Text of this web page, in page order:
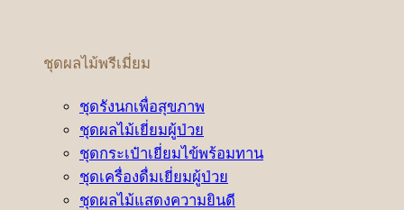
ชุดผลไม้พรีเมี่ยม
ชุดรังนกเพื่อสุขภาพ
ชุดผลไม้เยี่ยมผู้ป่วย
ชุดกระเป๋าเยี่ยมไข้พร้อมทาน
ชุดเครื่องดื่มเยี่ยมผู้ป่วย
ชุดผลไม้แสดงความยินดี